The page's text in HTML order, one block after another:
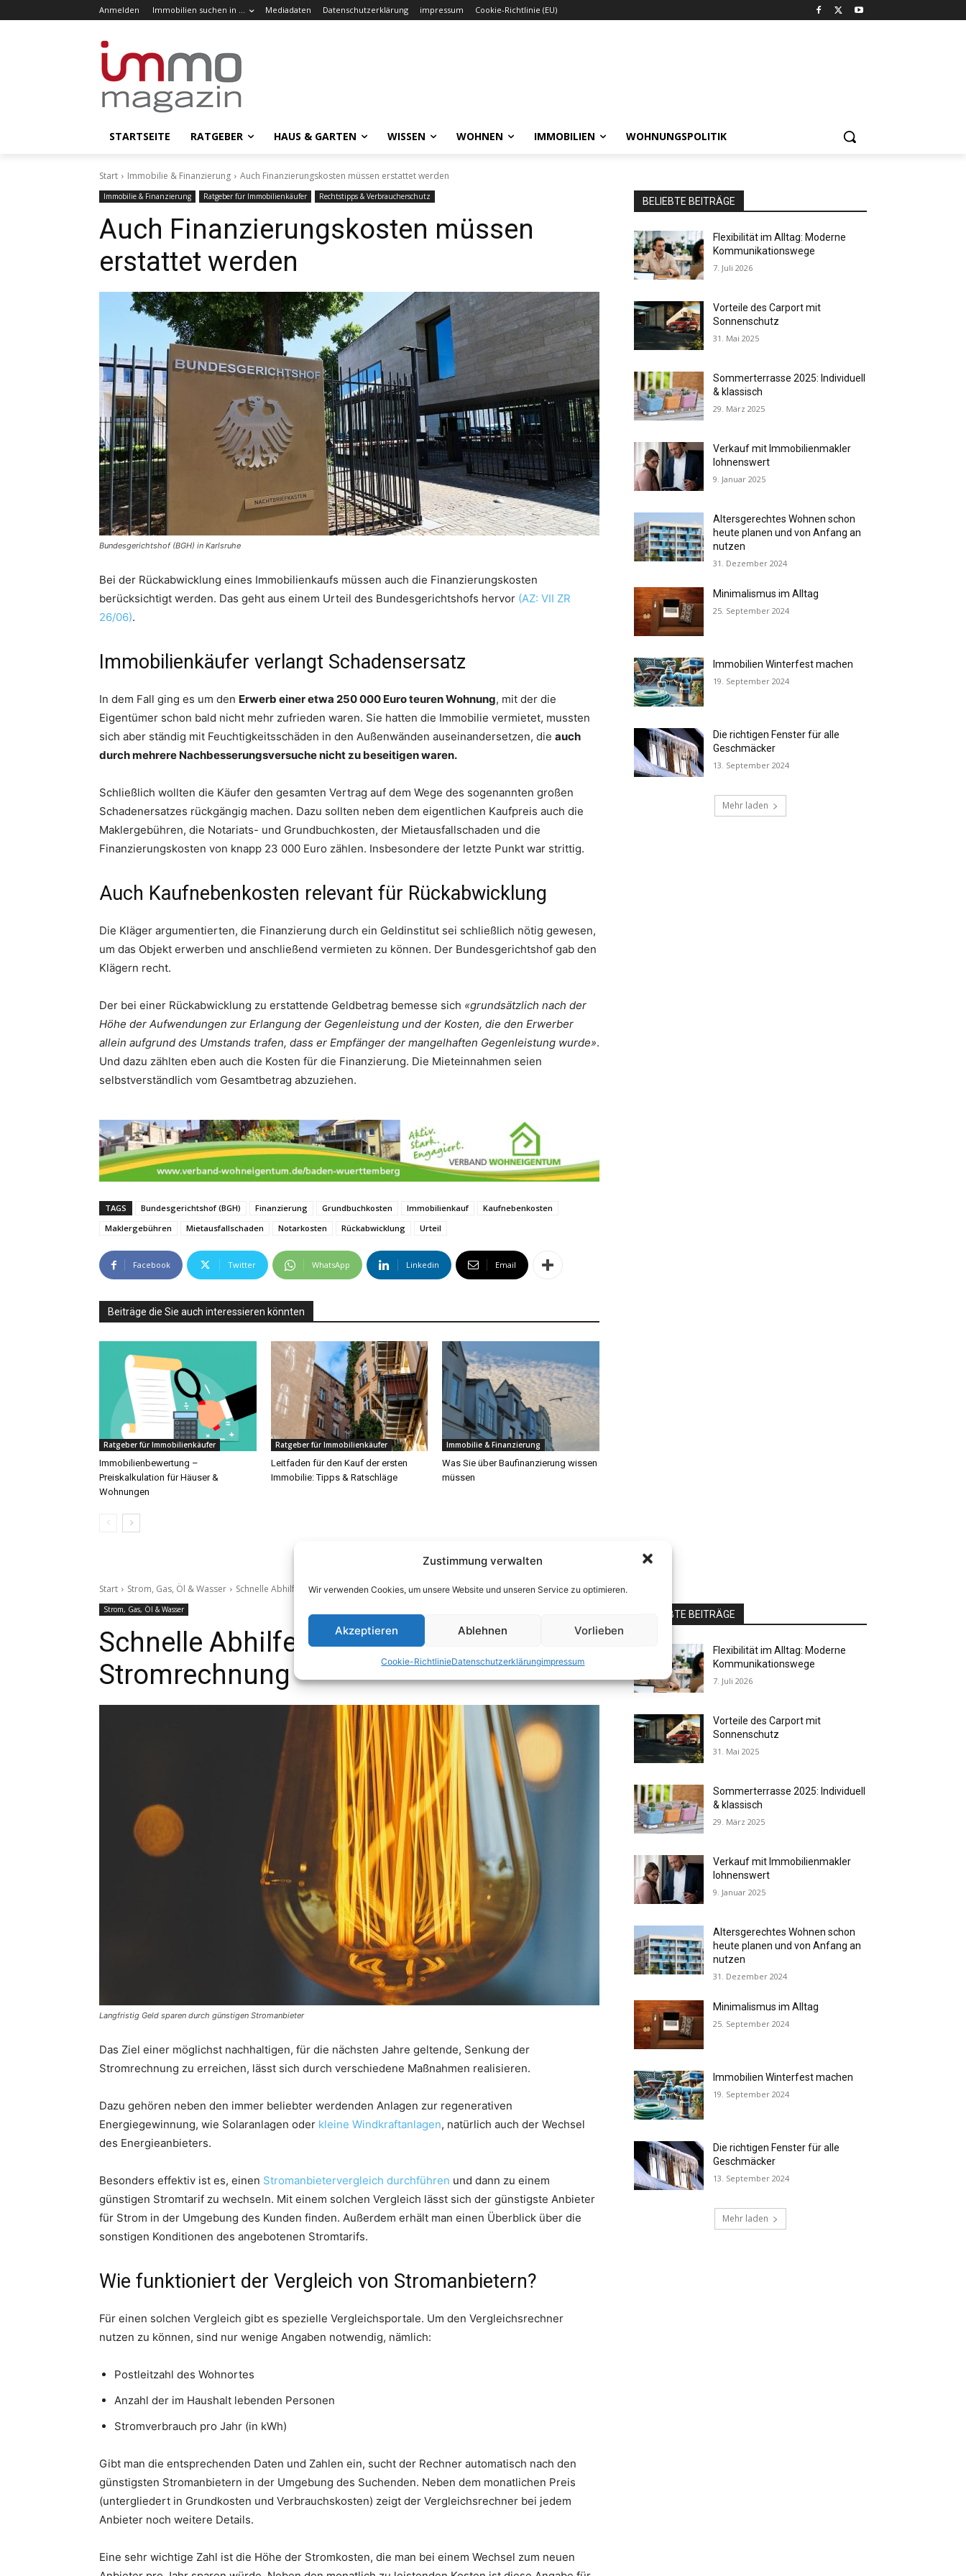
Zustimmung verwalten
Wir verwenden Cookies, um unsere Website und unseren Service zu optimieren.
Akzeptieren Ablehnen Vorlieben
Cookie-RichtlinieDatenschutzerklärungimpressum
Anmelden Immobilien suchen in … Mediadaten Datenschutzerklärung impressum Cookie-Richtlinie (EU)
STARTSEITE RATGEBER HAUS & GARTEN WISSEN WOHNEN IMMOBILIEN WOHNUNGSPOLITIK
Start Immobilie & Finanzierung Auch Finanzierungskosten müssen erstattet werden
Immobilie & Finanzierung Ratgeber für Immobilienkäufer Rechtstipps & Verbraucherschutz
Auch Finanzierungskosten müssen
erstattet werden
Bundesgerichtshof (BGH) in Karlsruhe
Bei der Rückabwicklung eines Immobilienkaufs müssen auch die Finanzierungskosten
berücksichtigt werden. Das geht aus einem Urteil des Bundesgerichtshofs hervor (AZ: VII ZR
26/06).
Immobilienkäufer verlangt Schadensersatz
In dem Fall ging es um den Erwerb einer etwa 250 000 Euro teuren Wohnung, mit der die
Eigentümer schon bald nicht mehr zufrieden waren. Sie hatten die Immobilie vermietet, mussten
sich aber ständig mit Feuchtigkeitsschäden in den Außenwänden auseinandersetzen, die auch
durch mehrere Nachbesserungsversuche nicht zu beseitigen waren.
Schließlich wollten die Käufer den gesamten Vertrag auf dem Wege des sogenannten großen
Schadenersatzes rückgängig machen. Dazu sollten neben dem eigentlichen Kaufpreis auch die
Maklergebühren, die Notariats- und Grundbuchkosten, der Mietausfallschaden und die
Finanzierungskosten von knapp 23 000 Euro zählen. Insbesondere der letzte Punkt war strittig.
Auch Kaufnebenkosten relevant für Rückabwicklung
Die Kläger argumentierten, die Finanzierung durch ein Geldinstitut sei schließlich nötig gewesen,
um das Objekt erwerben und anschließend vermieten zu können. Der Bundesgerichtshof gab den
Klägern recht.
Der bei einer Rückabwicklung zu erstattende Geldbetrag bemesse sich «grundsätzlich nach der
Höhe der Aufwendungen zur Erlangung der Gegenleistung und der Kosten, die den Erwerber
allein aufgrund des Umstands trafen, dass er Empfänger der mangelhaften Gegenleistung wurde».
Und dazu zählten eben auch die Kosten für die Finanzierung. Die Mieteinnahmen seien
selbstverständlich vom Gesamtbetrag abzuziehen.
TAGS Bundesgerichtshof (BGH) Finanzierung Grundbuchkosten Immobilienkauf
Kaufnebenkosten
Maklergebühren
Mietausfallschaden Notarkosten Rückabwicklung Urteil
Facebook Twitter WhatsApp Linkedin Email
Beiträge die Sie auch interessieren könnten
Ratgeber für Immobilienkäufer
Immobilienbewertung –
Preiskalkulation für Häuser &
Wohnungen
Ratgeber für Immobilienkäufer
Leitfaden für den Kauf der ersten
Immobilie: Tipps & Ratschläge
Immobilie & Finanzierung
Was Sie über Baufinanzierung wissen
müssen
BELIEBTE BEITRÄGE
Flexibilität im Alltag: Moderne
Kommunikationswege
7. Juli 2026
Vorteile des Carport mit
Sonnenschutz
31. Mai 2025
Sommerterrasse 2025: Individuell
& klassisch
29. März 2025
Verkauf mit Immobilienmakler
lohnenswert
9. Januar 2025
Altersgerechtes Wohnen schon
heute planen und von Anfang an
nutzen
31. Dezember 2024
Minimalismus im Alltag
25. September 2024
Immobilien Winterfest machen
19. September 2024
Die richtigen Fenster für alle
Geschmäcker
13. September 2024
Mehr laden